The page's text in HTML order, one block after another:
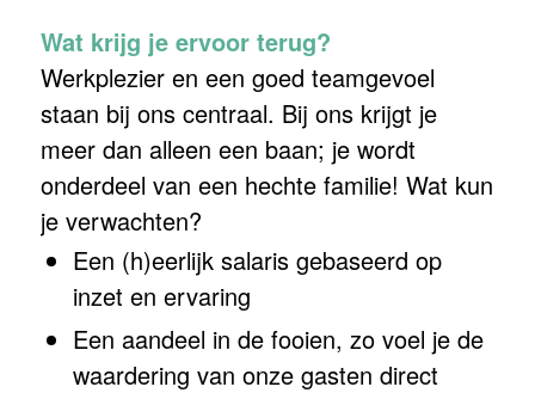
Wat krijg je ervoor terug?
Werkplezier en een goed teamgevoel
staan bij ons centraal. Bij ons krijgt je
meer dan alleen een baan; je wordt
onderdeel van een hechte familie! Wat kun
je verwachten?
Een (h)eerlijk salaris gebaseerd op
inzet en ervaring
Een aandeel in de fooien, zo voel je de
waardering van onze gasten direct